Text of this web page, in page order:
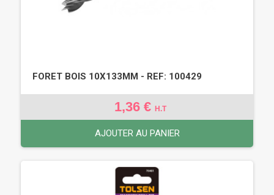
FORET BOIS 10X133MM - REF: 100429
1,36 € H.T
AJOUTER AU PANIER